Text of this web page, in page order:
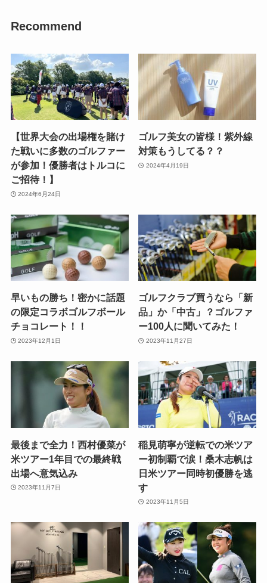
Recommend
【世界大会の出場権を賭け
た戦いに多数のゴルファー
が参加！優勝者はトルコに
ご招待！】
2024年6月24日
ゴルフ美女の皆様！紫外線
対策もうしてる？？
2024年4月19日
早いもの勝ち！密かに話題
の限定コラボゴルフボール
チョコレート！！
2023年12月1日
ゴルフクラブ買うなら「新
品」か「中古」？ゴルファ
ー100人に聞いてみた！
2023年11月27日
最後まで全力！西村優菜が
米ツアー1年目での最終戦
出場へ意気込み
2023年11月7日
稲見萌寧が逆転での米ツア
ー初制覇で涙！桑木志帆は
日米ツアー同時初優勝を逃
す
2023年11月5日